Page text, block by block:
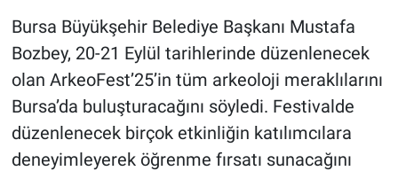
Bursa Büyükşehir Belediye Başkanı Mustafa
Bozbey, 20-21 Eylül tarihlerinde düzenlenecek
olan ArkeoFest’25’in tüm arkeoloji meraklılarını
Bursa’da buluşturacağını söyledi. Festivalde
düzenlenecek birçok etkinliğin katılımcılara
deneyimleyerek öğrenme fırsatı sunacağını